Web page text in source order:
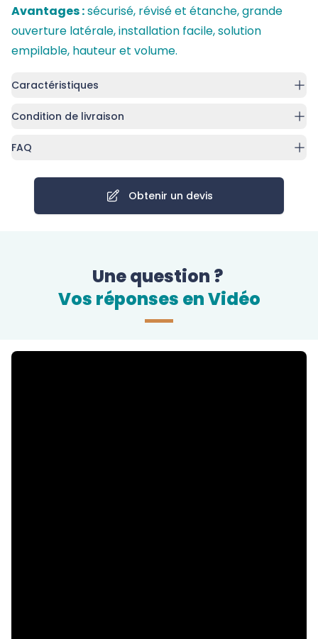
Avantages :sécurisé, révisé et étanche, grande
ouverture latérale, installation facile, solution
empilable, hauteur et volume.
Caractéristiques
Condition de livraison
FAQ
Obtenir un devis
Une question ?
Vos réponses en Vidéo